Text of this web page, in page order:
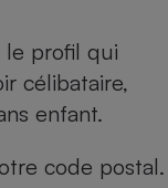
le profil qui
célibataire,
enfant.
code postal.